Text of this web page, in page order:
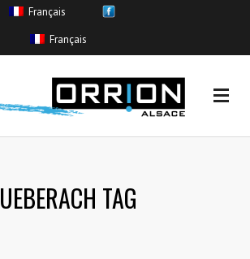
Coulée de boue(11)
Crue sans inondation(265)
Inondation(554)
Français
Français
UEBERACH TAG